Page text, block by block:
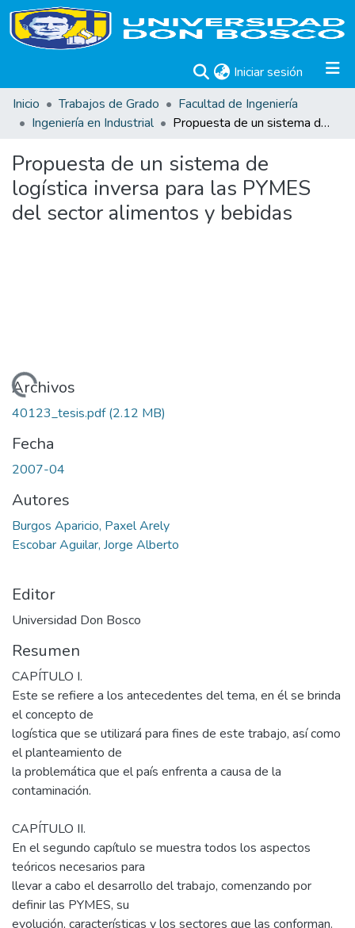
Iniciar sesión (current)
Inicio
Trabajos de Grado
Facultad de Ingeniería
Ingeniería en Industrial
Propuesta de un sistema de logística inversa para las PYMES del sector alimentos y bebidas
Propuesta de un sistema de
logística inversa para las PYMES
del sector alimentos y bebidas
Archivos
40123_tesis.pdf(2.12 MB)
Fecha
2007-04
Autores
Burgos Aparicio, Paxel Arely
Escobar Aguilar, Jorge Alberto
Editor
Universidad Don Bosco
Resumen
CAPÍTULO I.
Este se refiere a los antecedentes del tema, en él se brinda
el concepto de
logística que se utilizará para fines de este trabajo, así como
el planteamiento de
la problemática que el país enfrenta a causa de la
contaminación.
CAPÍTULO II.
En el segundo capítulo se muestra todos los aspectos
teóricos necesarios para
llevar a cabo el desarrollo del trabajo, comenzando por
definir las PYMES, su
evolución, características y los sectores que las conforman.